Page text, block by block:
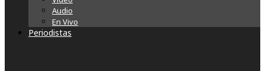
Audio
En Vivo
Periodistas